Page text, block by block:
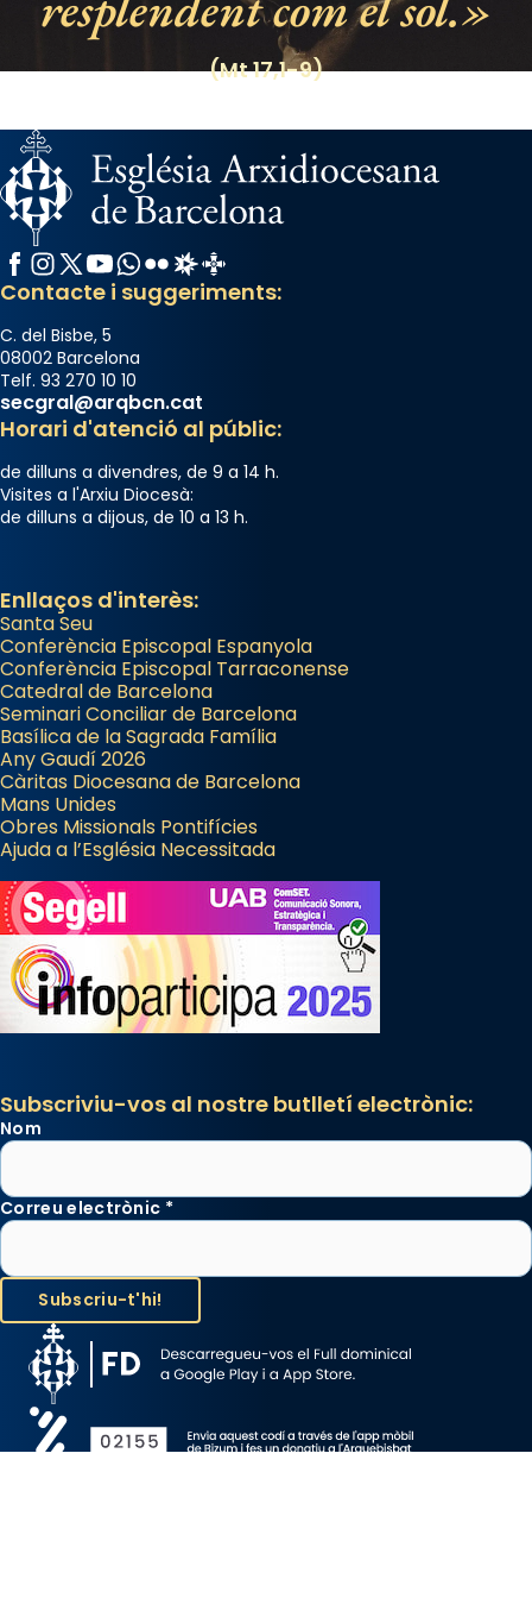
View on Facebook · Share
(Mt 17,1-9)
Facebook
Instagram
X / Twitter
YouTube
WhatsApp
FlickrRadio Estel
Catalunya Cristiana
Contacte i suggeriments:
C. del Bisbe, 5
08002 Barcelona
Telf. 93 270 10 10
secgral@arqbcn.cat
Horari d'atenció al públic:
de dilluns a divendres, de 9 a 14 h.
Visites a l'Arxiu Diocesà:
de dilluns a dijous, de 10 a 13 h.
Enllaços d'interès:
Santa Seu
Conferència Episcopal Espanyola
Conferència Episcopal Tarraconense
Catedral de Barcelona
Seminari Conciliar de Barcelona
Basílica de la Sagrada Família
Any Gaudí 2026
Càritas Diocesana de Barcelona
Mans Unides
Obres Missionals Pontifícies
Ajuda a l’Església Necessitada
Subscriviu-vos al nostre butlletí electrònic:
Nom
Correu electrònic *